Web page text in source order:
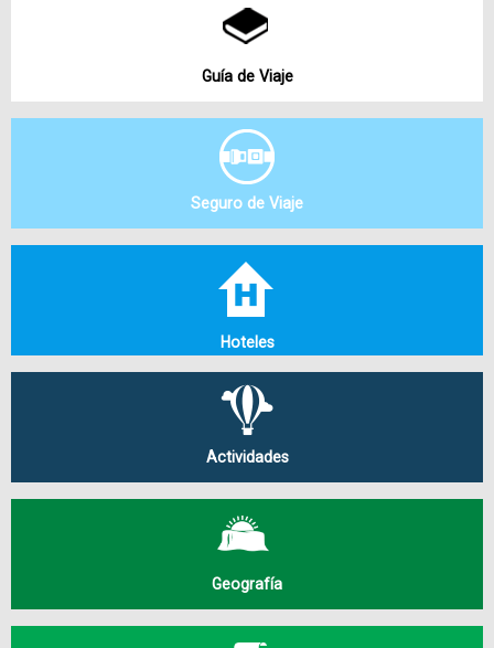
embarcadero o playa de su preferencia.
Nuestros planes incluyen traslado terrestre
(posada/embarcadero/posada) y marítimo (embarcadero /
- embarcadero), chalecos salvavidas, información ambiental
y de interés de la zona por nuestros guías experimentados,
Para más información, planes y reservaciones contáctanos
a través de nuestros enlaces de Wa, Instagram.
Guía de Viaje
Seguro de Viaje
Hoteles
Actividades
Geografía